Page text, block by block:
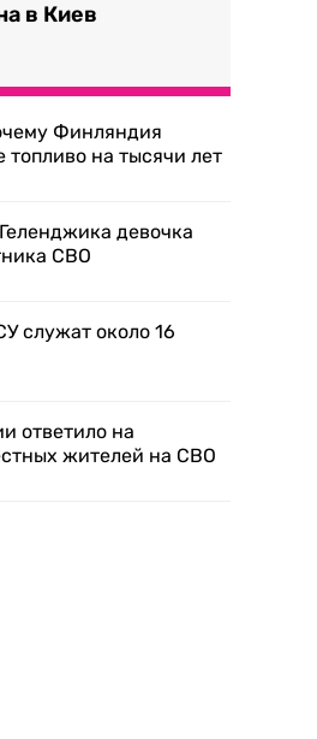
в Киев
Финляндия
топливо на тысячи лет
девочка
СВО
служат около 16
ответило на
жителей на СВО